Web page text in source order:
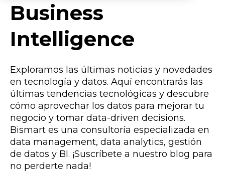
Business
Intelligence
Exploramos las últimas noticias y novedades
en tecnología y datos. Aquí encontrarás las
últimas tendencias tecnológicas y descubre
cómo aprovechar los datos para mejorar tu
negocio y tomar data-driven decisions.
Bismart es una consultoría especializada en
data management, data analytics, gestión
de datos y BI. ¡Suscríbete a nuestro blog para
no perderte nada!